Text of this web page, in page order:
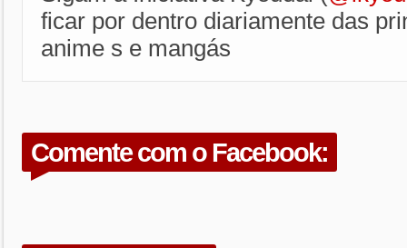
ficar por dentro diariamente das
anime s e mangás
Comente com o Facebook: